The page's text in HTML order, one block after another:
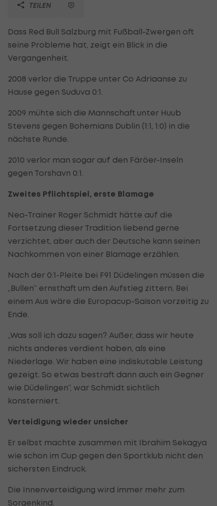
TEILEN
Dass Red Bull Salzburg mit Fußball-Zwergen oft
seine Probleme hat, zeigt ein Blick in die
Vergangenheit.
2008 verlor die Truppe unter Co Adriaanse zu
Hause gegen Suduva 0:1.
2009 mühte sich die Mannschaft unter Huub
Stevens gegen Bohemians Dublin (1:1, 1:0) in die
nächste Runde.
2010 verlor man sogar auf den Färöer-Inseln
gegen Torshavn 0:1.
Zweites Pflichtspiel, erste Blamage
Neo-Trainer Roger Schmidt hätte auf die
Fortsetzung dieser Tradition liebend gerne
verzichtet, aber auch der Deutsche kann seinen
Nachkommen von einer Blamage erzählen.
Nach der 0:1-Pleite bei F91 Düdelingen müssen die
„Bullen“ ernsthaft um den Aufstieg zittern. Bei
einem Aus wäre die Europacup-Saison vorzeitig zu
Ende.
„Was soll ich dazu sagen? Außer, dass wir heute
nichts anderes verdient haben, als eine
Niederlage. Wir haben eine indiskutable Leistung
gezeigt. So etwas bestraft dann auch ein Gegner
wie Düdelingen“, war Schmidt sichtlich
konsterniert.
Verteidigung wieder unsicher
Er selbst machte zusammen mit Ibrahim Sekagya
wie schon im Cup gegen den Sportklub nicht den
sichersten Eindruck.
Die Innenverteidigung wird immer mehr zum
Sorgenkind.